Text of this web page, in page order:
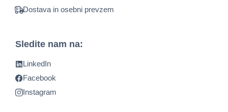
Dostava in osebni prevzem
Sledite nam na:
LinkedIn
Facebook
Instagram